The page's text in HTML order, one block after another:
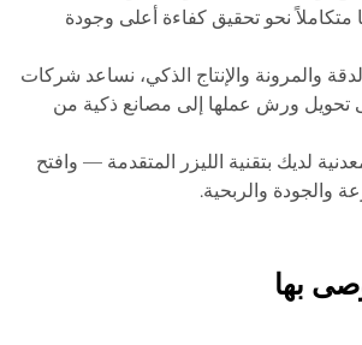
متكاملاً نحو تحقيق كفاءة أعلى وجودة
والمرونة والإنتاج الذكي، نساعد شركات
تحويل ورش عملها إلى مصانع ذكية من
لديك بتقنية الليزر المتقدمة — وافتح
والجودة والربحية.
بها